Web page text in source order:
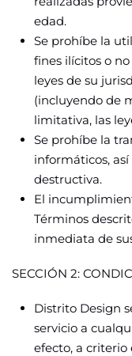
edad.
Se prohíbe la
fines ilícitos o
leyes de su
(incluyendo de
limitativa, las
Se prohíbe la
informáticos,
destructiva.
El
Términos
inmediata de
SECCIÓN 2:
Distrito Design
servicio a
efecto, a criterio